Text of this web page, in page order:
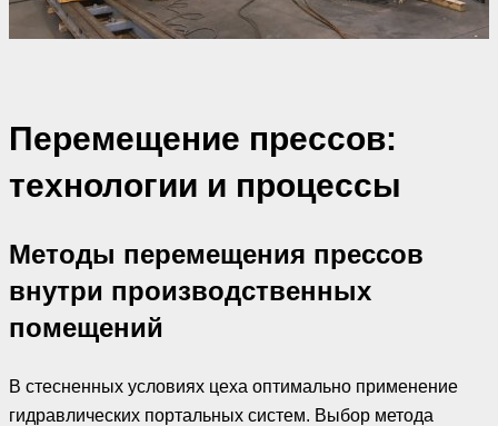
Перемещение прессов:
технологии и процессы
Методы перемещения прессов
внутри производственных
помещений
В стесненных условиях цеха оптимально применение
гидравлических портальных систем. Выбор метода